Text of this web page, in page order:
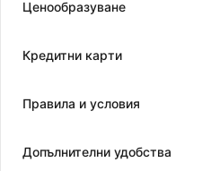
Ценообразуване
Кредитни карти
Правила и условия
Допълнителни удобства